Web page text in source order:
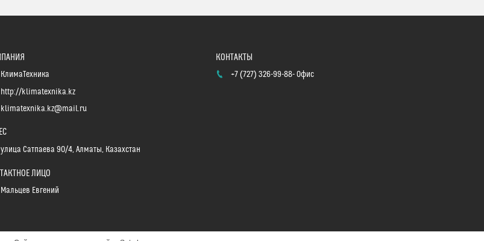
КлимаТехника
http://klimatexnika.kz
klimatexnika.kz@mail.ru
улица Сатпаева 90/4, Алматы, Казахстан
Мальцев Евгений
+7 (727) 326-99-88 Офис